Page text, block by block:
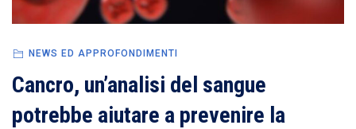
NEWS ED APPROFONDIMENTI
Cancro, un’analisi del sangue
potrebbe aiutare a prevenire la